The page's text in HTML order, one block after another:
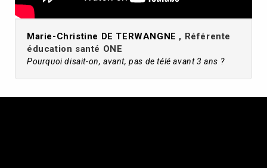
Marie-Christine DE TERWANGNE , Référente
éducation santé ONE
Pourquoi disait-on, avant, pas de télé avant 3 ans ?